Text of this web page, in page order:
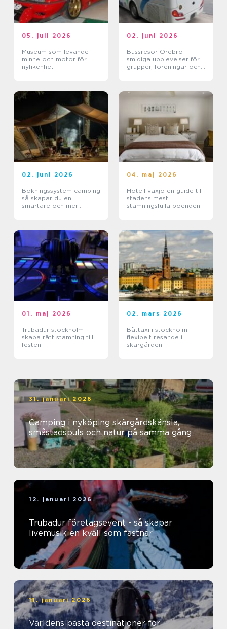
05. juli 2026
Museum som levande
minne och motor för
nyfikenhet
02. juni 2026
Bussresor Örebro
smidiga upplevelser för
grupper, föreningar och
02. juni 2026
Bokningssystem camping
så skapar du en
smartare och mer
04. maj 2026
Hotell växjö en guide till
stadens mest
stämningsfulla boenden
01. maj 2026
Trubadur stockholm
skapa rätt stämning till
festen
02. mars 2026
Båttaxi i stockholm
flexibelt resande i
skärgården
31. januari 2026
Camping i nyköping skärgårdskänsla,
småstadspuls och natur på samma gång
12. januari 2026
Trubadur företagsevent - så skapar
livemusik en kväll som fastnar
11. januari 2026
Världens bästa destinationer för